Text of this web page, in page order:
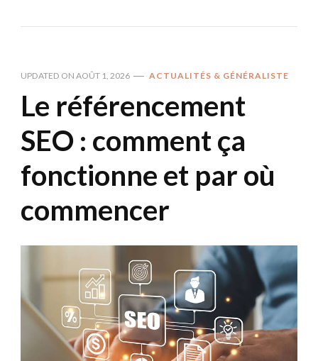
UPDATED ON AOÛT 1, 2026 ACTUALITÉS & GÉNÉRALISTE
Le référencement
SEO : comment ça
fonctionne et par où
commencer